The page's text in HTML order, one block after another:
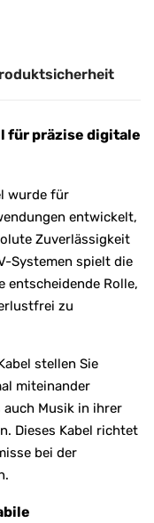
für präzise digitale
wurde für
entwickelt,
Zuverlässigkeit
Systemen spielt die
entscheidende Rolle,
zu
stellen Sie
miteinander
Musik in ihrer
Dieses Kabel richtet
bei der